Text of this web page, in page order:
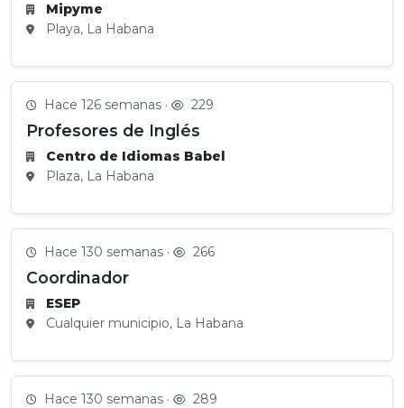
Mipyme
Playa, La Habana
Hace 126 semanas · 229
Profesores de Inglés
Centro de Idiomas Babel
Plaza, La Habana
Hace 130 semanas · 266
Coordinador
ESEP
Cualquier municipio, La Habana
Hace 130 semanas · 289